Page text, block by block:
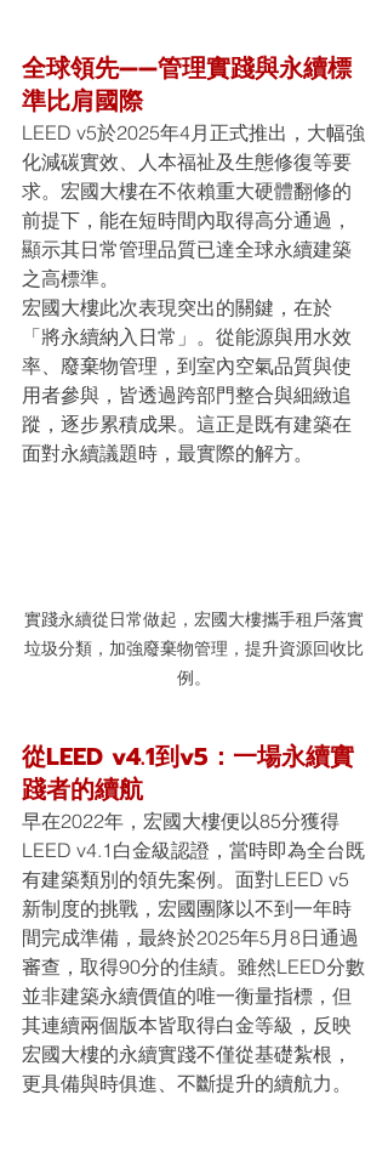
全球領先——管理實踐與永續標
準比肩國際
LEED v5於2025年4月正式推出，大幅強
化減碳實效、人本福祉及生態修復等要
求。宏國大樓在不依賴重大硬體翻修的
前提下，能在短時間內取得高分通過，
顯示其日常管理品質已達全球永續建築
之高標準。
宏國大樓此次表現突出的關鍵，在於
「將永續納入日常」。從能源與用水效
率、廢棄物管理，到室內空氣品質與使
用者參與，皆透過跨部門整合與細緻追
蹤，逐步累積成果。這正是既有建築在
面對永續議題時，最實際的解方。
實踐永續從日常做起，宏國大樓攜手租戶落實
垃圾分類，加強廢棄物管理，提升資源回收比
例。
從LEED v4.1到v5：一場永續實
踐者的續航
早在2022年，宏國大樓便以85分獲得
LEED v4.1白金級認證，當時即為全台既
有建築類別的領先案例。面對LEED v5
新制度的挑戰，宏國團隊以不到一年時
間完成準備，最終於2025年5月8日通過
審查，取得90分的佳績。雖然LEED分數
並非建築永續價值的唯一衡量指標，但
其連續兩個版本皆取得白金等級，反映
宏國大樓的永續實踐不僅從基礎紮根，
更具備與時俱進、不斷提升的續航力。